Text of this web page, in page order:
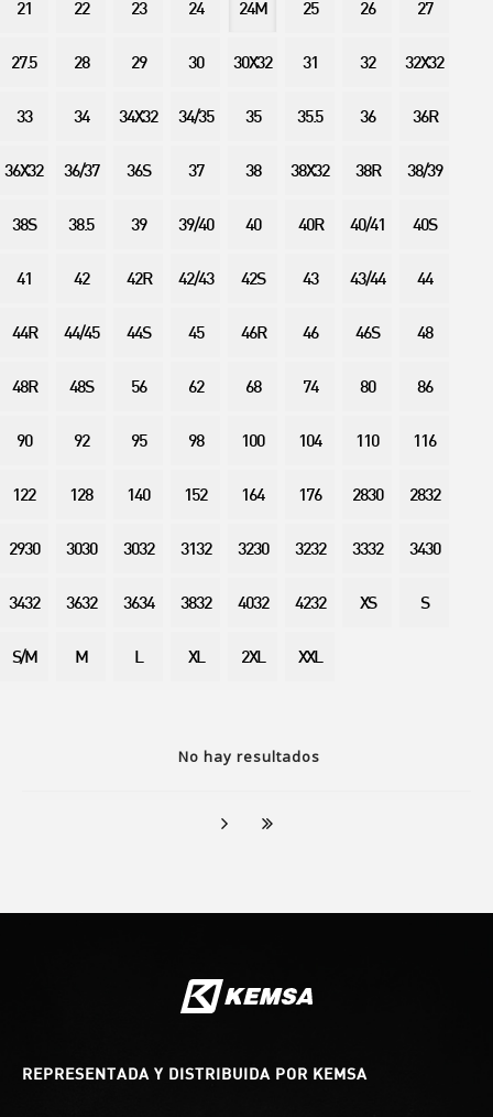
No hay resultados
21 22 23 24 24M 25 26 27
27.5 28 29 30 30X32 31 32 32X32
33 34 34X32 34/35 35 35.5 36 36R
36X32 36/37 36S 37 38 38X32 38R 38/39
38S 38.5 39 39/40 40 40R 40/41 40S
41 42 42R 42/43 42S 43 43/44 44
44R 44/45 44S 45 46R 46 46S 48
48R 48S 56 62 68 74 80 86
90 92 95 98 100 104 110 116
122 128 140 152 164 176 2830 2832
2930 3030 3032 3132 3230 3232 3332 3430
3432 3632 3634 3832 4032 4232 XS S
S/M M L XL 2XL XXL
REPRESENTADA Y DISTRIBUIDA POR KEMSA